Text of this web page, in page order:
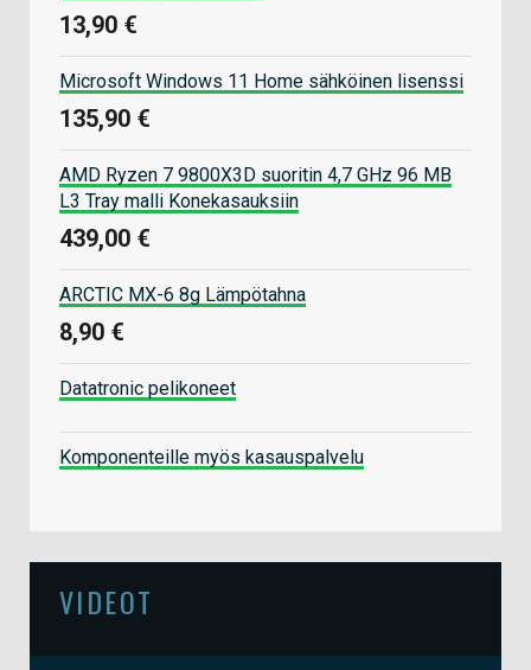
13,90 €
Microsoft Windows 11 Home sähköinen lisenssi
135,90 €
AMD Ryzen 7 9800X3D suoritin 4,7 GHz 96 MB
L3 Tray malli Konekasauksiin
439,00 €
ARCTIC MX-6 8g Lämpötahna
8,90 €
Datatronic pelikoneet
Komponenteille myös kasauspalvelu
VIDEOT